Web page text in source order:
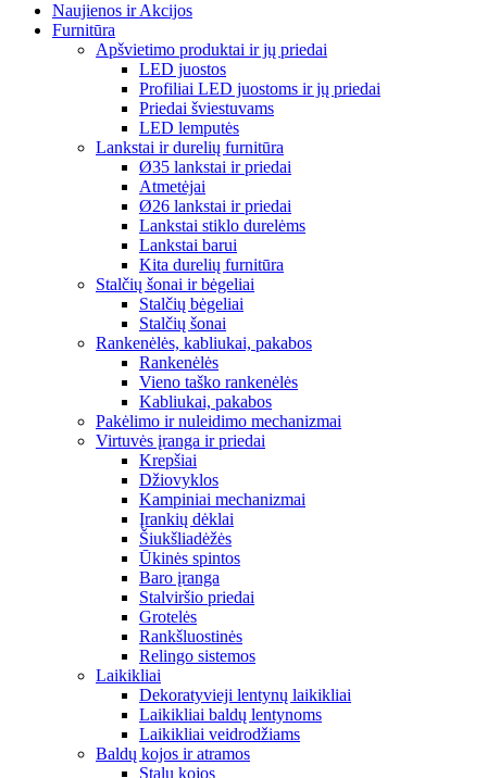
Naujienos ir Akcijos
Furnitūra
Apšvietimo produktai ir jų priedai
LED juostos
Profiliai LED juostoms ir jų priedai
Priedai šviestuvams
LED lemputės
Lankstai ir durelių furnitūra
Ø35 lankstai ir priedai
Atmetėjai
Ø26 lankstai ir priedai
Lankstai stiklo durelėms
Lankstai barui
Kita durelių furnitūra
Stalčių šonai ir bėgeliai
Stalčių bėgeliai
Stalčių šonai
Rankenėlės, kabliukai, pakabos
Rankenėlės
Vieno taško rankenėlės
Kabliukai, pakabos
Pakėlimo ir nuleidimo mechanizmai
Virtuvės įranga ir priedai
Krepšiai
Džiovyklos
Kampiniai mechanizmai
Įrankių dėklai
Šiukšliadėžės
Ūkinės spintos
Baro įranga
Stalviršio priedai
Grotelės
Rankšluostinės
Relingo sistemos
Laikikliai
Dekoratyvieji lentynų laikikliai
Laikikliai baldų lentynoms
Laikikliai veidrodžiams
Baldų kojos ir atramos
Stalų kojos